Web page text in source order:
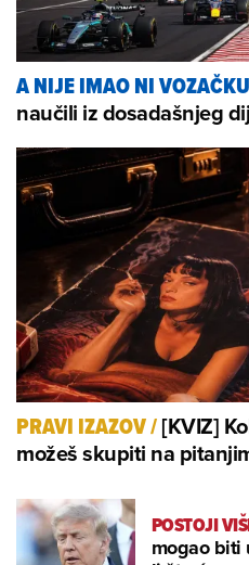
A NIJE IMAO NI VOZAČKU
naučili iz dosadašnjeg
PRAVI IZAZOV/[KVIZ]
možeš skupiti na
POSTOJI
mogao biti